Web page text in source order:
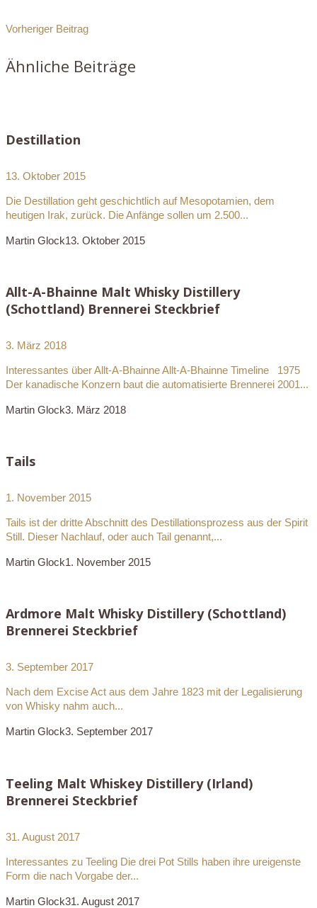
Vorheriger Beitrag
Ähnliche Beiträge
Destillation
13. Oktober 2015
Die Destillation geht geschichtlich auf Mesopotamien, dem
heutigen Irak, zurück. Die Anfänge sollen um 2.500...
Martin Glock13. Oktober 2015
Allt-A-Bhainne Malt Whisky Distillery
(Schottland) Brennerei Steckbrief
3. März 2018
Interessantes über Allt-A-Bhainne Allt-A-Bhainne Timeline 1975
Der kanadische Konzern baut die automatisierte Brennerei 2001...
Martin Glock3. März 2018
Tails
1. November 2015
Tails ist der dritte Abschnitt des Destillationsprozess aus der Spirit
Still. Dieser Nachlauf, oder auch Tail genannt,...
Martin Glock1. November 2015
Ardmore Malt Whisky Distillery (Schottland)
Brennerei Steckbrief
3. September 2017
Nach dem Excise Act aus dem Jahre 1823 mit der Legalisierung
von Whisky nahm auch...
Martin Glock3. September 2017
Teeling Malt Whiskey Distillery (Irland)
Brennerei Steckbrief
31. August 2017
Interessantes zu Teeling Die drei Pot Stills haben ihre ureigenste
Form die nach Vorgabe der...
Martin Glock31. August 2017